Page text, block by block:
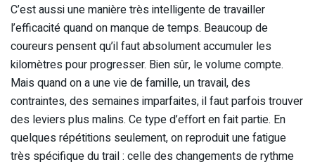
C’est aussi une manière très intelligente de travailler
l’efficacité quand on manque de temps. Beaucoup de
coureurs pensent qu’il faut absolument accumuler les
kilomètres pour progresser. Bien sûr, le volume compte.
Mais quand on a une vie de famille, un travail, des
contraintes, des semaines imparfaites, il faut parfois trouver
des leviers plus malins. Ce type d’effort en fait partie. En
quelques répétitions seulement, on reproduit une fatigue
très spécifique du trail : celle des changements de rythme